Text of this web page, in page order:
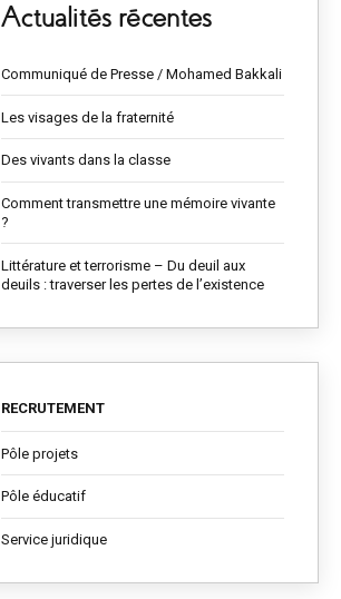
Actualités récentes
Communiqué de Presse / Mohamed Bakkali
Les visages de la fraternité
Des vivants dans la classe
Comment transmettre une mémoire vivante
?
Littérature et terrorisme – Du deuil aux
deuils : traverser les pertes de l’existence
RECRUTEMENT
Pôle projets
Pôle éducatif
Service juridique